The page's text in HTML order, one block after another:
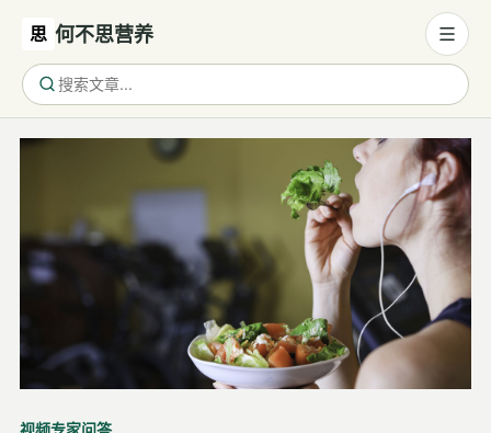
思 何不思营养
保健食品
代谢健康
生殖健康
视频专家问答